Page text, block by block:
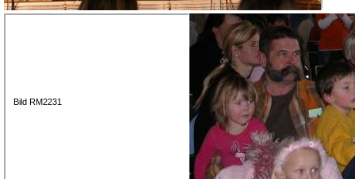
Bild RM2231